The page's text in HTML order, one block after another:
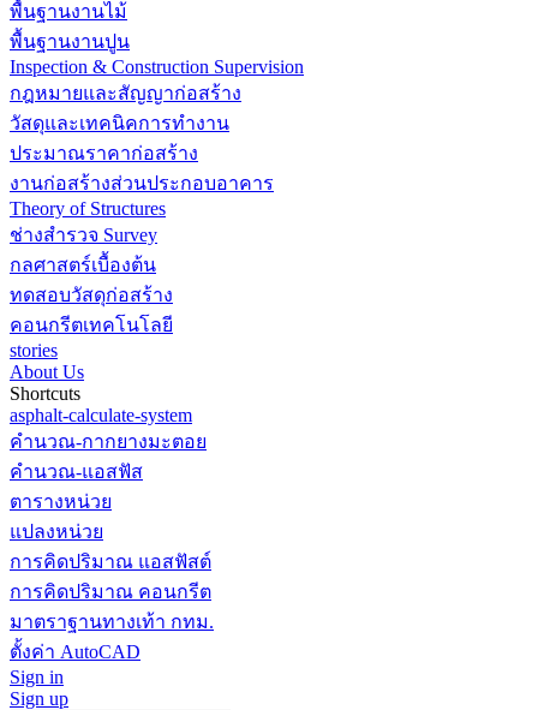
พื้นฐานงานไม้
พื้นฐานงานปูน
Inspection & Construction Supervision
กฎหมายและสัญญาก่อสร้าง
วัสดุและเทคนิคการทำงาน
ประมาณราคาก่อสร้าง
งานก่อสร้างส่วนประกอบอาคาร
Theory of Structures
ช่างสำรวจ Survey
กลศาสตร์เบื้องต้น
ทดสอบวัสดุก่อสร้าง
คอนกรีตเทคโนโลยี
stories
About Us
Shortcuts
asphalt-calculate-system
คำนวณ-กากยางมะตอย
คำนวณ-แอสฟัส
ตารางหน่วย
แปลงหน่วย
การคิดปริมาณ แอสฟัสต์
การคิดปริมาณ คอนกรีต
มาตราฐานทางเท้า กทม.
ตั้งค่า AutoCAD
Sign in
Sign up